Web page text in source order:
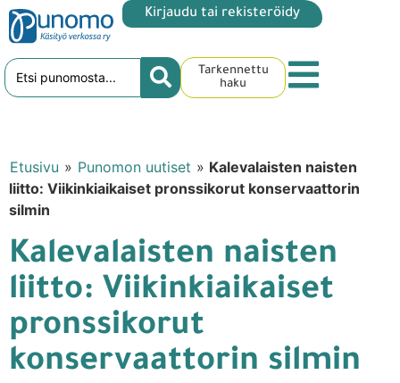
Kirjaudu tai rekisteröidy
Tarkennettu
haku
Etusivu » Punomon uutiset » Kalevalaisten naisten
liitto: Viikinkiaikaiset pronssikorut konservaattorin
silmin
Kalevalaisten naisten
liitto: Viikinkiaikaiset
pronssikorut
konservaattorin silmin